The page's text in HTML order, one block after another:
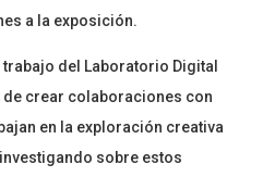
a la exposición.
del Laboratorio Digital
de crear colaboraciones con
en la exploración creativa
sobre estos